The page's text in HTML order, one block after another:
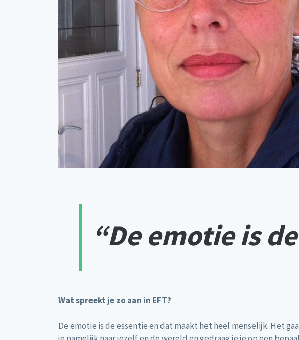
“De emotie is
Wat spreekt je zo aan in EFT?
De emotie is de essentie en dat maakt het heel menselijk. Het